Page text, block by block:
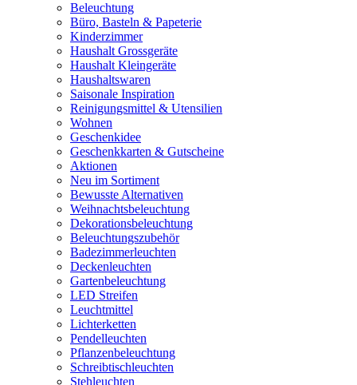
Beleuchtung
Büro, Basteln & Papeterie
Kinderzimmer
Haushalt Grossgeräte
Haushalt Kleingeräte
Haushaltswaren
Saisonale Inspiration
Reinigungsmittel & Utensilien
Wohnen
Geschenkidee
Geschenkkarten & Gutscheine
Aktionen
Neu im Sortiment
Bewusste Alternativen
Weihnachtsbeleuchtung
Dekorationsbeleuchtung
Beleuchtungszubehör
Badezimmerleuchten
Deckenleuchten
Gartenbeleuchtung
LED Streifen
Leuchtmittel
Lichterketten
Pendelleuchten
Pflanzenbeleuchtung
Schreibtischleuchten
Stehleuchten